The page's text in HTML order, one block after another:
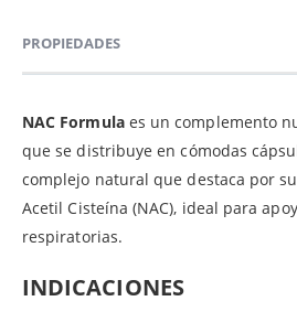
PROPIEDADES
NAC Formula es un complemento
que se distribuye en cómodas
complejo natural que destaca por
Acetil Cisteína (NAC), ideal para
respiratorias.
INDICACIONES